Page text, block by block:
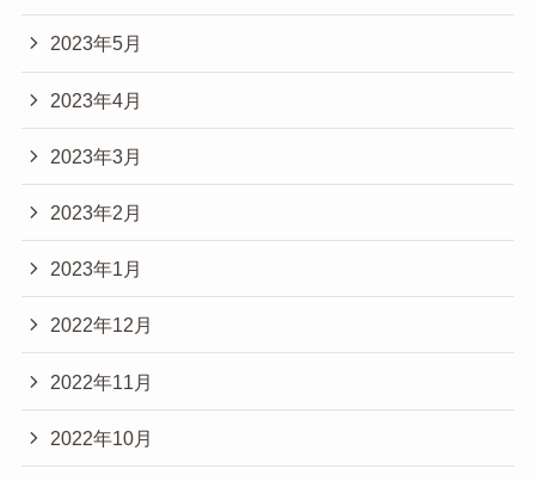
2023年5月
2023年4月
2023年3月
2023年2月
2023年1月
2022年12月
2022年11月
2022年10月